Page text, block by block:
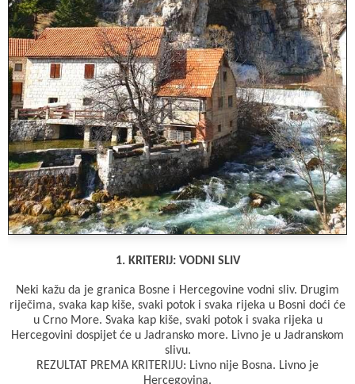
1. KRITERIJ: VODNI SLIV
Neki kažu da je granica Bosne i Hercegovine vodni sliv. Drugim
riječima, svaka kap kiše, svaki potok i svaka rijeka u Bosni doći će
u Crno More. Svaka kap kiše, svaki potok i svaka rijeka u
Hercegovini dospijet će u Jadransko more. Livno je u Jadranskom
slivu.
REZULTAT PREMA KRITERIJU: Livno nije Bosna. Livno je
Hercegovina.